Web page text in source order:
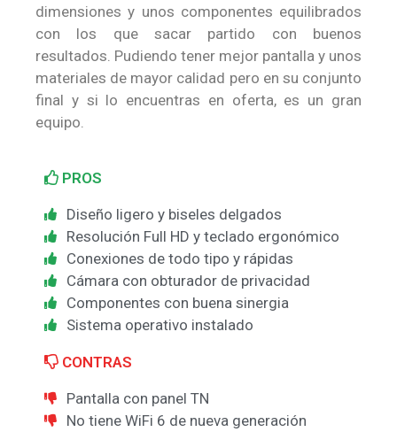
dimensiones y unos componentes equilibrados
con los que sacar partido con buenos
resultados. Pudiendo tener mejor pantalla y unos
materiales de mayor calidad pero en su conjunto
final y si lo encuentras en oferta, es un gran
equipo.
PROS
Diseño ligero y biseles delgados
Resolución Full HD y teclado ergonómico
Conexiones de todo tipo y rápidas
Cámara con obturador de privacidad
Componentes con buena sinergia
Sistema operativo instalado
CONTRAS
Pantalla con panel TN
No tiene WiFi 6 de nueva generación